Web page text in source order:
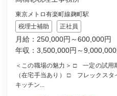
東京メトロ有楽町線麹町駅
税理士補助
正社員
月給：250,000円～600,000円
年収：3,500,000円～9,000,000
＜この職場の魅力＞ □ 一定の試用
（在宅手当あり） □ フレックス
キッチン...